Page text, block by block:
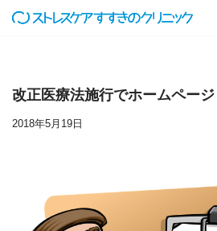
ン
へ
改正医療法施行でホームページ
2018年5月19日